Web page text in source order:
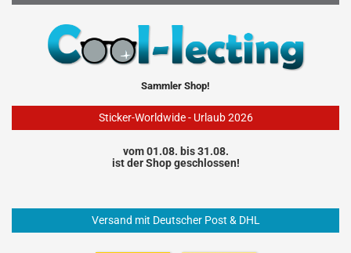
Sammler Shop!
Sticker-Worldwide - Urlaub 2026
vom 01.08. bis 31.08.
ist der Shop geschlossen!
Versand mit Deutscher Post & DHL